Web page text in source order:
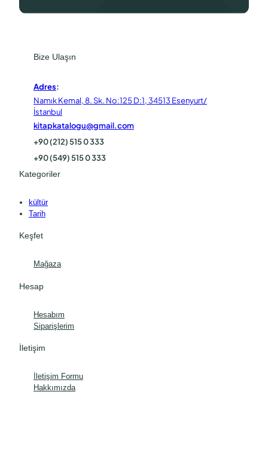
Bize Ulaşın
Adres:
Namık Kemal, 8. Sk. No:125 D:1, 34513 Esenyurt/
İstanbul
kitapkatalogu@gmail.com
+90 (212) 515 0 333
+90 (549) 515 0 333
Kategoriler
kültür
Tarih
Keşfet
Mağaza
Hesap
Hesabım
Siparişlerim
İletişim
İletişim Formu
Hakkımızda